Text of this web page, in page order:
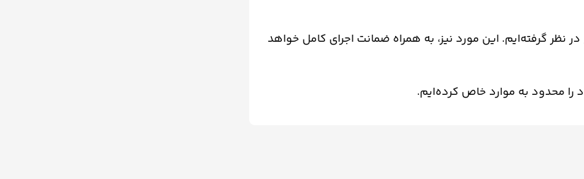
نظر گرفته‌ایم. این مورد نیز، به همراه ضمانت اجرای کامل خواهد
محدود به موارد خاص کرده‌ایم.